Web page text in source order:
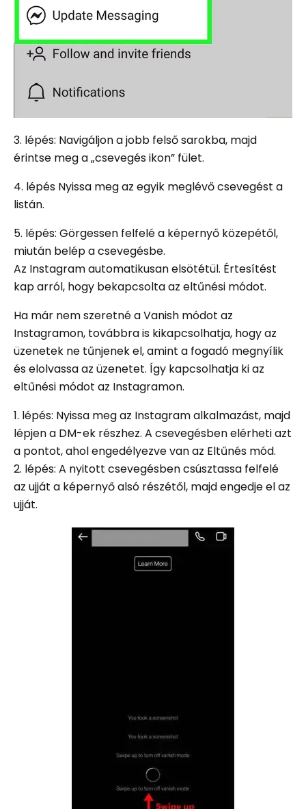
3. lépés: Navigáljon a jobb felső sarokba, majd
érintse meg a „csevegés ikon” fület.
4. lépés Nyissa meg az egyik meglévő csevegést a
listán.
5. lépés: Görgessen felfelé a képernyő közepétől,
miután belép a csevegésbe.
Az Instagram automatikusan elsötétül. Értesítést
kap arról, hogy bekapcsolta az eltűnési módot.
Ha már nem szeretné a Vanish módot az
Instagramon, továbbra is kikapcsolhatja, hogy az
üzenetek ne tűnjenek el, amint a fogadó megnyílik
és elolvassa az üzenetet. Így kapcsolhatja ki az
eltűnési módot az Instagramon.
1. lépés: Nyissa meg az Instagram alkalmazást, majd
lépjen a DM-ek részhez. A csevegésben elérheti azt
a pontot, ahol engedélyezve van az Eltűnés mód.
2. lépés: A nyitott csevegésben csúsztassa felfelé
az ujját a képernyő alsó részétől, majd engedje el az
ujját.